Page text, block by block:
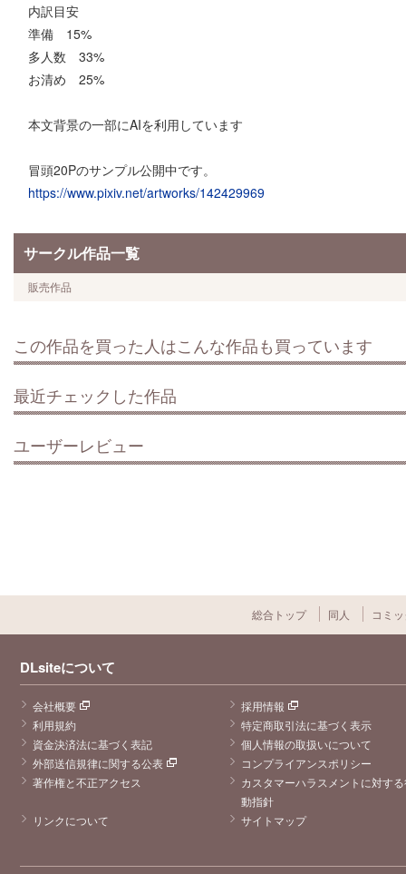
内訳目安
準備 15%
多人数 33%
お清め 25%
本文背景の一部にAIを利用しています
冒頭20Pのサンプル公開中です。
https://www.pixiv.net/artworks/142429969
サークル作品一覧
販売作品
この作品を買った人はこんな作品も買っています
最近チェックした作品
ユーザーレビュー
総合トップ 同人 コミ
DLsiteについて
会社概要
採用情報
利用規約
特定商取引法に基づく表示
資金決済法に基づく表記
個人情報の取扱いについて
外部送信規律に関する公表
コンプライアンスポリシー
著作権と不正アクセス
カスタマーハラスメントに対す
動指針
リンクについて
サイトマップ